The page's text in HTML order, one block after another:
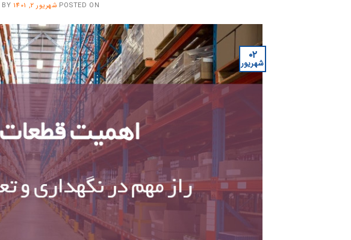
POSTED ON شهریور 2, 1401 BY
۰۲
شهریور